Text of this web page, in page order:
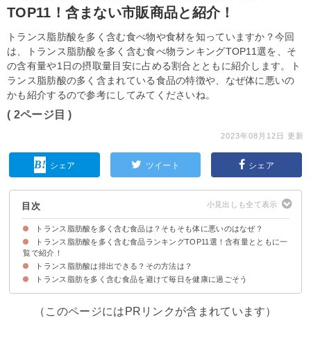
TOP11！含まない市販商品と紹介！
トランス脂肪酸を多く含む食べ物や食材を知っていますか？今回
は、トランス脂肪酸を多く含む食べ物ランキングTOP11選を、そ
の含有量や1日の摂取量目安に占める割合とともに紹介します。ト
ランス脂肪酸の多く含まれている食品の特徴や、なぜ体に悪いの
かも紹介するので参考にしてみてくださいね。
( 2ページ目 )
2023年08月12日 更新
シェア ツイート シェア
目次
トランス脂肪酸を多く含む食品は？そもそも体に悪いのはなぜ？
まずはトランス脂肪酸の1日の適量と摂り過ぎるデメリットを知ろう
現在トランス脂肪酸の表示義務はないため注意が必要
多く含まれている食品の特徴
トランス脂肪酸を多く含む食品ランキングTOP11選！含有量とともに一
覧で紹介！
11位：マヨネーズ
10位：菓子パン
9位：ドーナツ
8位：フライドポテト
7位：生クリーム
6位：パイ
5位：スナック菓子
4位：クッキー
3位：バター
2位：マーガリン
1位：ショートニング
トランス脂肪酸は排出できる？その方法は？
①いい油を摂取して悪い油と入れ替える
②運動や代謝で燃焼させる
トランス脂肪を多く含む食品を避けて毎日を健康に過ごそう
（このページにはPRリンクが含まれています）